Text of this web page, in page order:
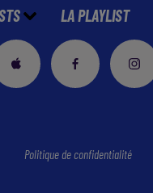
LA PLAYLIST
Politique de confidentialité